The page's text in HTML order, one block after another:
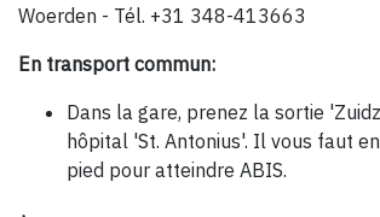
Woerden - Tél. +31 348-413663
En transport commun:
Dans la gare, prenez la sortie
hôpital 'St. Antonius'. Il vous faut
pied pour atteindre ABIS.